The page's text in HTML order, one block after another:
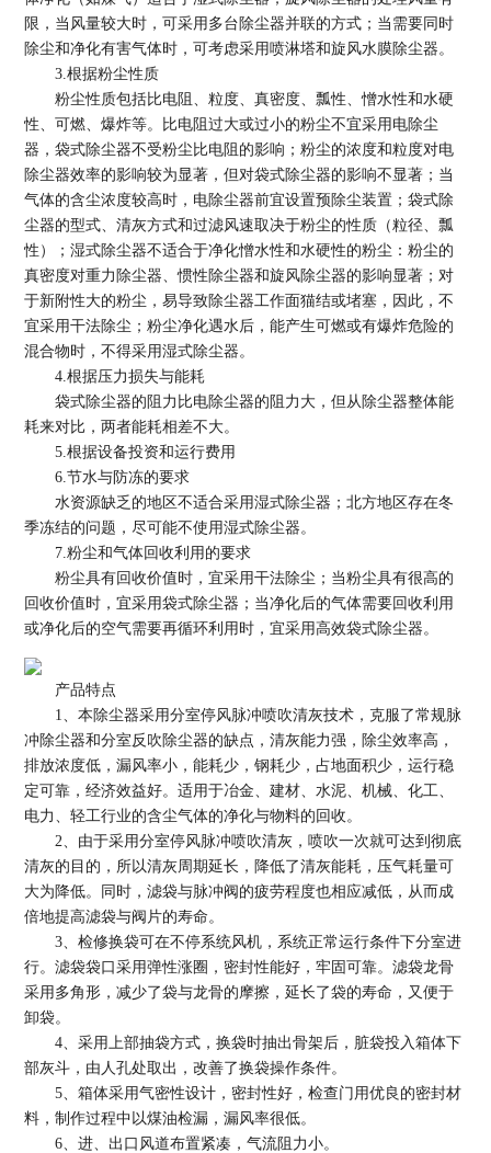
限，当风量较大时，可采用多台除尘器并联的方式；当需要同时
除尘和净化有害气体时，可考虑采用喷淋塔和旋风水膜除尘器。
3.根据粉尘性质
粉尘性质包括比电阻、粒度、真密度、瓢性、憎水性和水硬
性、可燃、爆炸等。比电阻过大或过小的粉尘不宜采用电除尘
器，袋式除尘器不受粉尘比电阻的影响；粉尘的浓度和粒度对电
除尘器效率的影响较为显著，但对袋式除尘器的影响不显著；当
气体的含尘浓度较高时，电除尘器前宜设置预除尘装置；袋式除
尘器的型式、清灰方式和过滤风速取决于粉尘的性质（粒径、瓢
性）；湿式除尘器不适合于净化憎水性和水硬性的粉尘：粉尘的
真密度对重力除尘器、惯性除尘器和旋风除尘器的影响显著；对
于新附性大的粉尘，易导致除尘器工作面猫结或堵塞，因此，不
宜采用干法除尘；粉尘净化遇水后，能产生可燃或有爆炸危险的
混合物时，不得采用湿式除尘器。
4.根据压力损失与能耗
袋式除尘器的阻力比电除尘器的阻力大，但从除尘器整体能
耗来对比，两者能耗相差不大。
5.根据设备投资和运行费用
6.节水与防冻的要求
水资源缺乏的地区不适合采用湿式除尘器；北方地区存在冬
季冻结的问题，尽可能不使用湿式除尘器。
7.粉尘和气体回收利用的要求
粉尘具有回收价值时，宜采用干法除尘；当粉尘具有很高的
回收价值时，宜采用袋式除尘器；当净化后的气体需要回收利用
或净化后的空气需要再循环利用时，宜采用高效袋式除尘器。
产品特点
1、本除尘器采用分室停风脉冲喷吹清灰技术，克服了常规脉
冲除尘器和分室反吹除尘器的缺点，清灰能力强，除尘效率高，
排放浓度低，漏风率小，能耗少，钢耗少，占地面积少，运行稳
定可靠，经济效益好。适用于冶金、建材、水泥、机械、化工、
电力、轻工行业的含尘气体的净化与物料的回收。
2、由于采用分室停风脉冲喷吹清灰，喷吹一次就可达到彻底
清灰的目的，所以清灰周期延长，降低了清灰能耗，压气耗量可
大为降低。同时，滤袋与脉冲阀的疲劳程度也相应减低，从而成
倍地提高滤袋与阀片的寿命。
3、检修换袋可在不停系统风机，系统正常运行条件下分室进
行。滤袋袋口采用弹性涨圈，密封性能好，牢固可靠。滤袋龙骨
采用多角形，减少了袋与龙骨的摩擦，延长了袋的寿命，又便于
卸袋。
4、采用上部抽袋方式，换袋时抽出骨架后，脏袋投入箱体下
部灰斗，由人孔处取出，改善了换袋操作条件。
5、箱体采用气密性设计，密封性好，检查门用优良的密封材
料，制作过程中以煤油检漏，漏风率很低。
6、进、出口风道布置紧凑，气流阻力小。